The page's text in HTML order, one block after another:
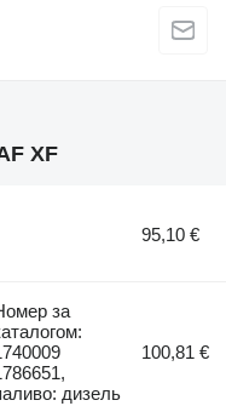
XF
95,10 €
за
дизель
100,81 €